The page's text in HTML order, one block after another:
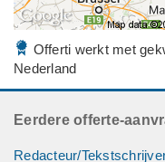
Offerti werkt met
Nederland
Eerdere offerte-
Redacteur/